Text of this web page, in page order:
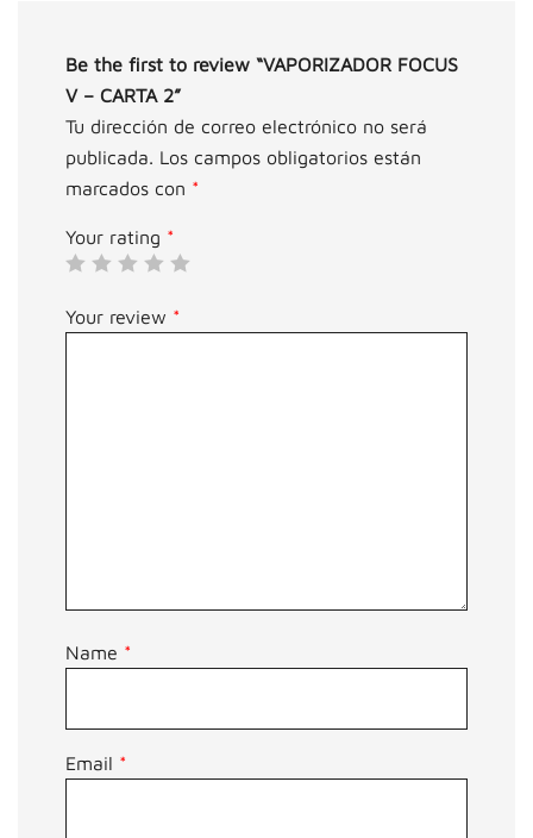
Be the first to review “VAPORIZADOR FOCUS
V – CARTA 2”
Tu dirección de correo electrónico no será
publicada. Los campos obligatorios están
marcados con *
Your rating *
Your review *
Name *
Email *